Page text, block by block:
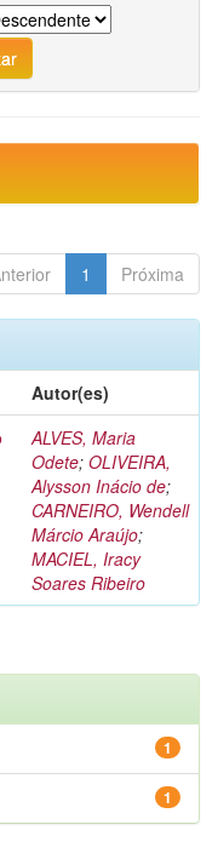
1 Próxima
Autor(es)
ALVES, Maria
Odete; OLIVEIRA,
Alysson Inácio de;
CARNEIRO, Wendell
Márcio Araújo;
MACIEL, Iracy
Soares Ribeiro
1
1